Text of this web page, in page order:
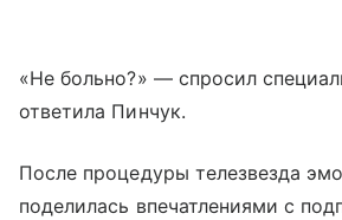
«Не больно?» — спросил
ответила Пинчук.
После процедуры телезвезда
поделилась впечатлениями с